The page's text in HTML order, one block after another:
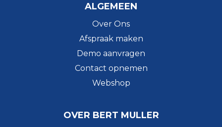
ALGEMEEN
Over Ons
Afspraak maken
Demo aanvragen
Contact opnemen
Webshop
OVER BERT MULLER